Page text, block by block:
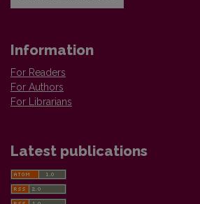
Information
For Readers
For Authors
For Librarians
Latest publications